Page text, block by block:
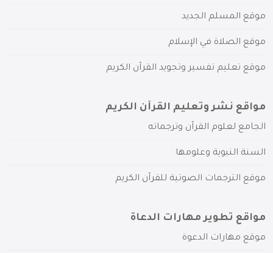
موقع المسلم الجديد
موقع الصلاة في الإسلام
موقع تعليم تفسير وتجويد القرآن الكريم
مواقع نشر وتعليم القرآن الكريم
الجامع لعلوم القرآن وترجماته
السنة النبوية وعلومها
موقع الترجمات الصوتية للقرآن الكريم
مواقع تطوير مهارات الدعاة
موقع مهارات الدعوة